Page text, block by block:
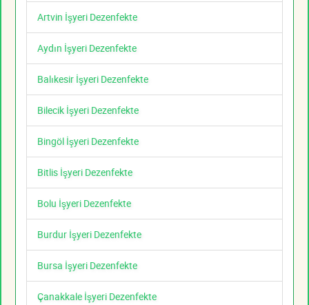
Artvin İşyeri Dezenfekte
Aydın İşyeri Dezenfekte
Balıkesir İşyeri Dezenfekte
Bilecik İşyeri Dezenfekte
Bingöl İşyeri Dezenfekte
Bitlis İşyeri Dezenfekte
Bolu İşyeri Dezenfekte
Burdur İşyeri Dezenfekte
Bursa İşyeri Dezenfekte
Çanakkale İşyeri Dezenfekte